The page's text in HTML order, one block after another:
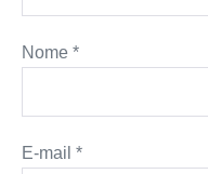
Nome *
E-mail *